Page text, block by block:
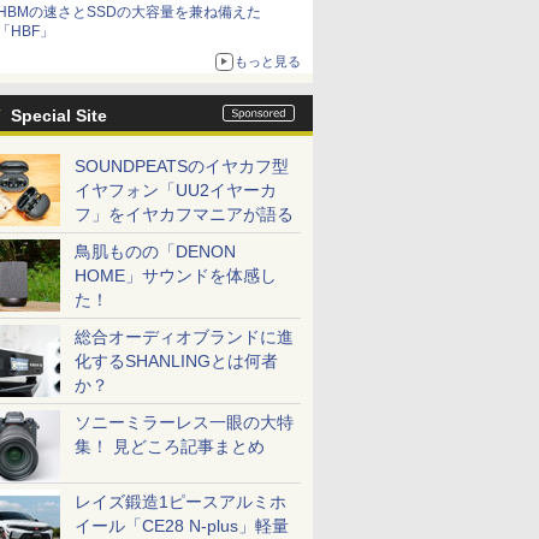
の速さとSSDの大容量を兼ね備えた
HBF」
もっと見る
Special Site
SOUNDPEATSのイヤカフ型
イヤフォン「UU2イヤーカ
フ」をイヤカフマニアが語る
鳥肌ものの「DENON
HOME」サウンドを体感し
た！
総合オーディオブランドに進
化するSHANLINGとは何者
か？
ソニーミラーレス一眼の大特
集！ 見どころ記事まとめ
レイズ鍛造1ピースアルミホ
イール「CE28 N-plus」軽量